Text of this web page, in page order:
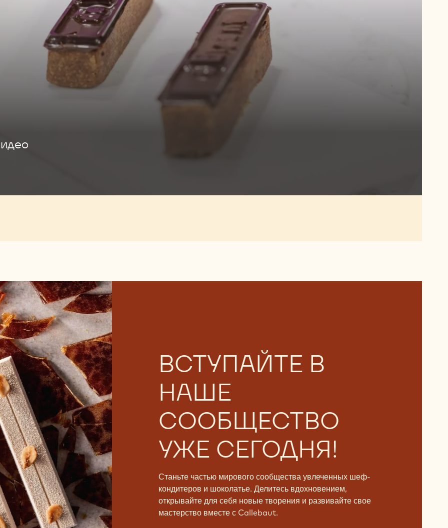
ВСТУПАЙТЕ В
НАШЕ
СООБЩЕСТВО
УЖЕ СЕГОДНЯ!
Станьте частью мирового сообщества увлеченных шеф-
кондитеров и шоколатье. Делитесь вдохновением,
открывайте для себя новые творения и развивайте свое
мастерство вместе с Callebaut.